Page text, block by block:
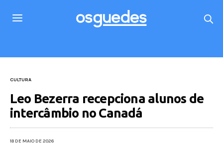
CULTURA
Leo Bezerra recepciona alunos de
intercâmbio no Canadá
18 DE MAIO DE 2026